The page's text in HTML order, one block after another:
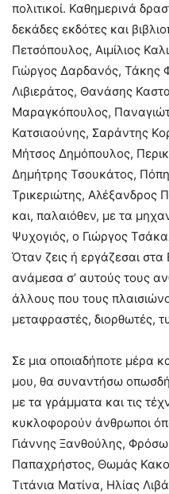
πολιτικοί. Καθημερινά
δεκάδες εκδότες και
Πετσόπουλος, Αιμίλιος
Γιώργος Δαρδανός, Τάκης
Λιβιεράτος, Θανάσης
Μαραγκόπουλος,
Κατσιαούνης, Σαράντης
Μήτσος Δημόπουλος,
Δημήτρης Τσουκάτος,
Τρικεριώτης, Αλέξανδρος
και, παλαιόθεν, με τα
Ψυχογιός, ο Γιώργος
Όταν ζεις ή εργάζεσαι στα
ανάμεσα σ’ αυτούς τους
άλλους που τους
μεταφραστές, διορθωτές,
Σε μια οποιαδήποτε μέρα
μου, θα συναντήσω
με τα γράμματα και τις
κυκλοφορούν άνθρωποι
Γιάννης Ξανθούλης,
Παπαχρήστος, Θωμάς
Τιτάνια Ματίνα, Ηλίας